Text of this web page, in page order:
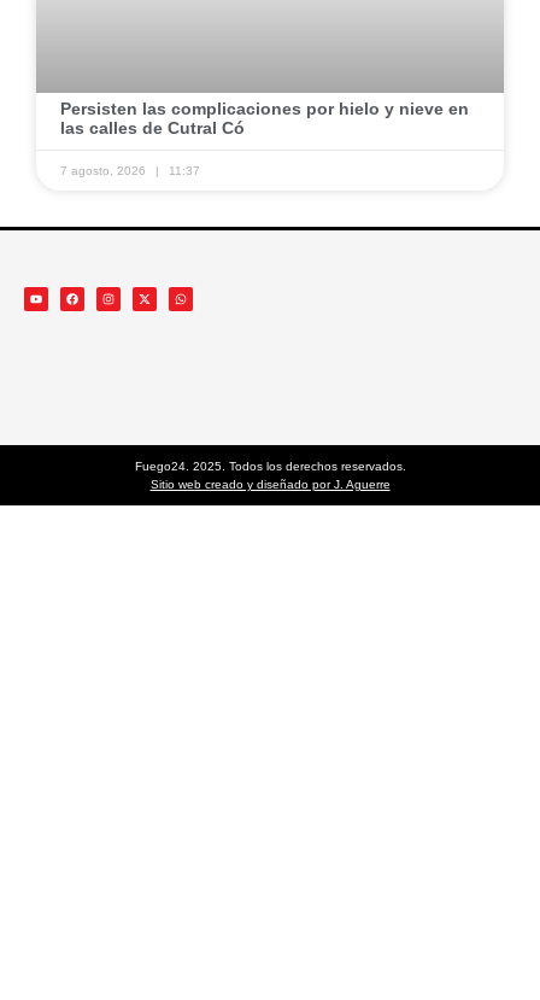
Persisten las complicaciones por hielo y nieve en
las calles de Cutral Có
7 agosto, 2026 11:37
Fuego24. 2025. Todos los derechos reservados.
Sitio web creado y diseñado por J. Aguerre